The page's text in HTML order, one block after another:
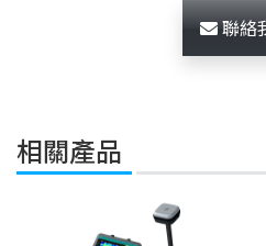
聯絡
相關產品